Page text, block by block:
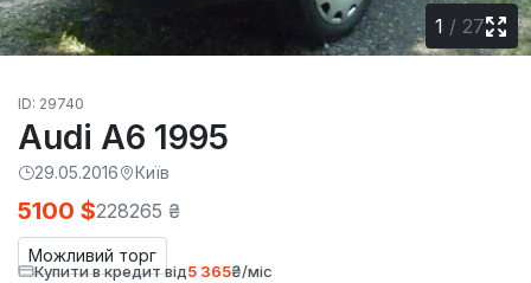
1 / 27
ID: 29740
Audi A6 1995
29.05.2016 Київ
Можливий торг
5100 $228265 ₴
Купити в кредит від5 365₴/міс